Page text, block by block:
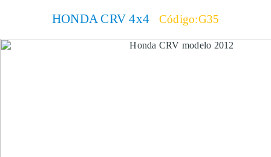
HONDA CRV 4x4 Código:G35